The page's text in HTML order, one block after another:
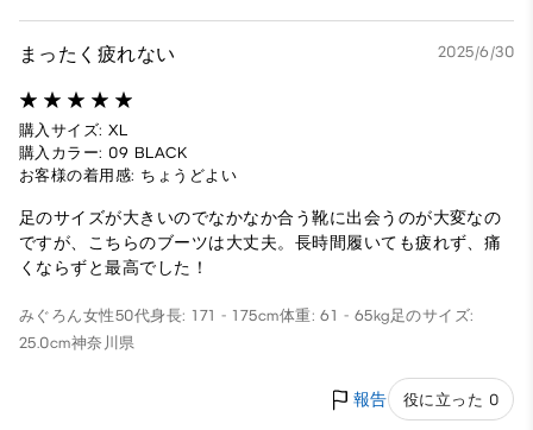
まったく疲れない 2025/6/30
購入サイズ: XL
購入カラー: 09 BLACK
お客様の着用感: ちょうどよい
足のサイズが大きいのでなかなか合う靴に出会うのが大変なの
ですが、こちらのブーツは大丈夫。長時間履いても疲れず、痛
くならずと最高でした！
みぐろん女性50代身長: 171 - 175cm体重: 61 - 65kg足のサイズ:
25.0cm神奈川県
報告 役に立った 0